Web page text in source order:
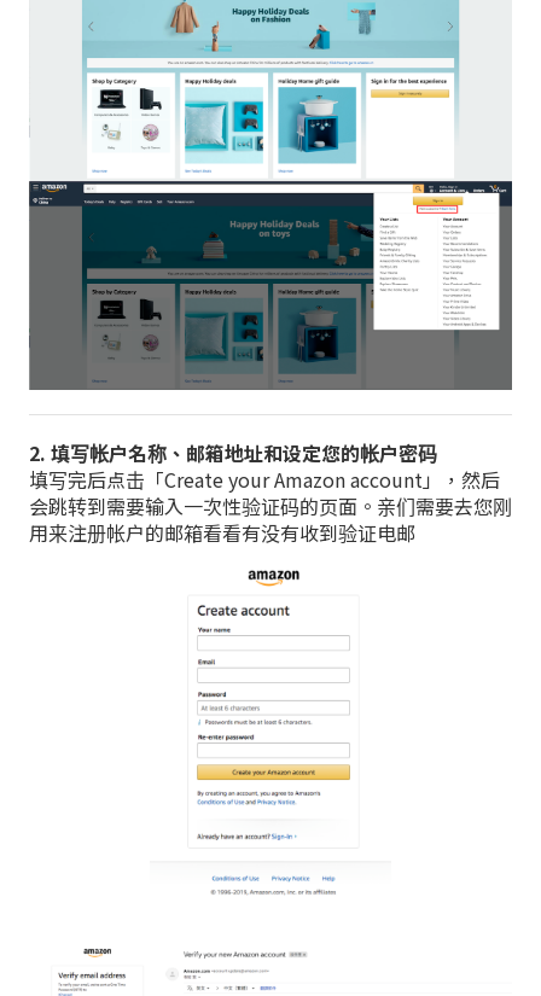
2. 填写帐户名称、邮箱地址和设定您的帐户密码
填写完后点击「Create your Amazon account」，然后
会跳转到需要输入一次性验证码的页面。亲们需要去您刚
用来注册帐户的邮箱看看有没有收到验证电邮